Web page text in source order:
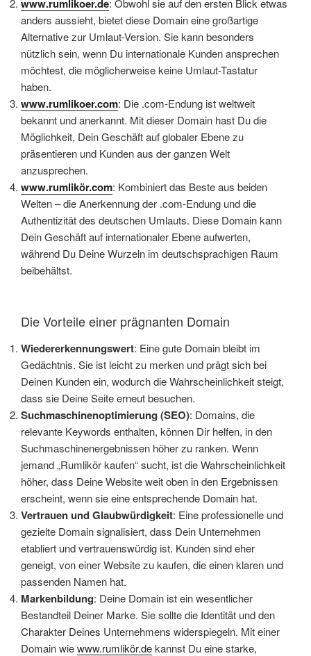
www.rumlikoer.de: Obwohl sie auf den ersten Blick etwas
anders aussieht, bietet diese Domain eine großartige
Alternative zur Umlaut-Version. Sie kann besonders
nützlich sein, wenn Du internationale Kunden ansprechen
möchtest, die möglicherweise keine Umlaut-Tastatur
haben.
www.rumlikoer.com: Die .com-Endung ist weltweit
bekannt und anerkannt. Mit dieser Domain hast Du die
Möglichkeit, Dein Geschäft auf globaler Ebene zu
präsentieren und Kunden aus der ganzen Welt
anzusprechen.
www.rumlikör.com: Kombiniert das Beste aus beiden
Welten – die Anerkennung der .com-Endung und die
Authentizität des deutschen Umlauts. Diese Domain kann
Dein Geschäft auf internationaler Ebene aufwerten,
während Du Deine Wurzeln im deutschsprachigen Raum
beibehältst.
Die Vorteile einer prägnanten Domain
Wiedererkennungswert: Eine gute Domain bleibt im
Gedächtnis. Sie ist leicht zu merken und prägt sich bei
Deinen Kunden ein, wodurch die Wahrscheinlichkeit steigt,
dass sie Deine Seite erneut besuchen.
Suchmaschinenoptimierung (SEO): Domains, die
relevante Keywords enthalten, können Dir helfen, in den
Suchmaschinenergebnissen höher zu ranken. Wenn
jemand „Rumlikör kaufen“ sucht, ist die Wahrscheinlichkeit
höher, dass Deine Website weit oben in den Ergebnissen
erscheint, wenn sie eine entsprechende Domain hat.
Vertrauen und Glaubwürdigkeit: Eine professionelle und
gezielte Domain signalisiert, dass Dein Unternehmen
etabliert und vertrauenswürdig ist. Kunden sind eher
geneigt, von einer Website zu kaufen, die einen klaren und
passenden Namen hat.
Markenbildung: Deine Domain ist ein wesentlicher
Bestandteil Deiner Marke. Sie sollte die Identität und den
Charakter Deines Unternehmens widerspiegeln. Mit einer
Domain wiewww.rumlikör.dekannst Du eine starke,